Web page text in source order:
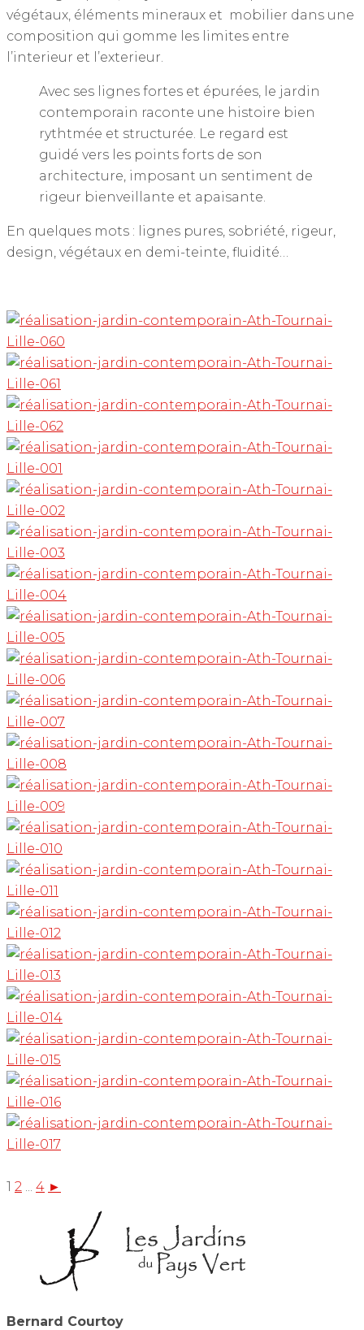
végétaux, éléments mineraux et mobilier dans une
composition qui gomme les limites entre
l’interieur et l’exterieur.
Avec ses lignes fortes et épurées, le jardin
contemporain raconte une histoire bien
rythtmée et structurée. Le regard est
guidé vers les points forts de son
architecture, imposant un sentiment de
rigeur bienveillante et apaisante.
En quelques mots : lignes pures, sobriété, rigeur,
design, végétaux en demi-teinte, fluidité…
1 2 ... 4 ►
Bernard Courtoy